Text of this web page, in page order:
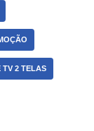
TV 2 TELAS